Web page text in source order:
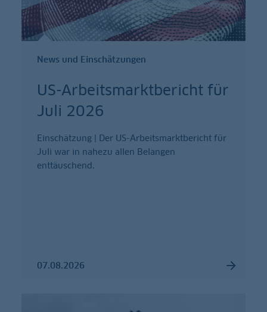
News und Einschätzungen
US-Arbeitsmarktbericht für
Juli 2026
Einschätzung | Der US-Arbeitsmarktbericht für
Juli war in nahezu allen Belangen
enttäuschend.
07.08.2026